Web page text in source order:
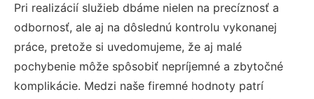
Pri realizácií služieb dbáme nielen na precíznosť a
odbornosť, ale aj na dôslednú kontrolu vykonanej
práce, pretože si uvedomujeme, že aj malé
pochybenie môže spôsobiť nepríjemné a zbytočné
komplikácie. Medzi naše firemné hodnoty patrí